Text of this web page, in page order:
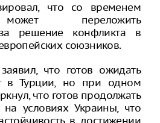
что со временем
переложить
за решение конфликта в
союзников.
что готов ожидать
в Турции, но при одном
что готов продолжать
условиях Украины, что